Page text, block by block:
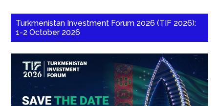
Turkmenistan Investment Forum 2026 (TIF 2026):
1-2 October 2026